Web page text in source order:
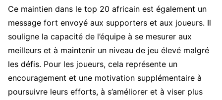
Ce maintien dans le top 20 africain est également un
message fort envoyé aux supporters et aux joueurs. Il
souligne la capacité de l’équipe à se mesurer aux
meilleurs et à maintenir un niveau de jeu élevé malgré
les défis. Pour les joueurs, cela représente un
encouragement et une motivation supplémentaire à
poursuivre leurs efforts, à s’améliorer et à viser plus